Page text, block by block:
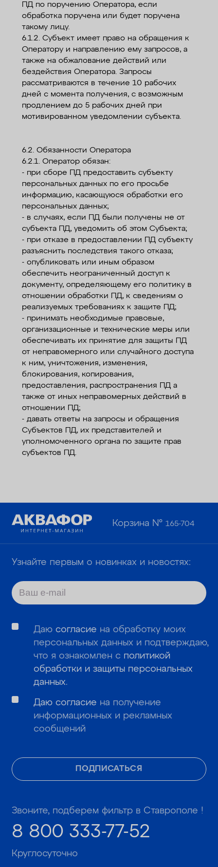
ПД по поручению Оператора, если
обработка поручена или будет поручена
такому лицу.
6.1.2. Субъект имеет право на обращения к
Оператору и направлению ему запросов, а
также на обжалование действий или
бездействия Оператора. Запросы
рассматриваются в течение 10 рабочих
дней с момента получения, с возможным
продлением до 5 рабочих дней при
мотивированном уведомлении субъекта.
6.2. Обязанности Оператора
6.2.1. Оператор обязан:
- при сборе ПД предоставить субъекту
персональных данных по его просьбе
информацию, касающуюся обработки его
персональных данных;
- в случаях, если ПД были получены не от
субъекта ПД, уведомить об этом Субъекта;
- при отказе в предоставлении ПД субъекту
разъяснить последствия такого отказа;
- опубликовать или иным образом
обеспечить неограниченный доступ к
документу, определяющему его политику в
отношении обработки ПД, к сведениям о
реализуемых требованиях к защите ПД;
- принимать необходимые правовые,
организационные и технические меры или
обеспечивать их принятие для защиты ПД
от неправомерного или случайного доступа
к ним, уничтожения, изменения,
блокирования, копирования,
предоставления, распространения ПД а
также от иных неправомерных действий в
отношении ПД;
- давать ответы на запросы и обращения
Субъектов ПД, их представителей и
уполномоченного органа по защите прав
субъектов ПД.
Корзина №165-704
Узнайте первым о новинках и новостях:
ПОДПИСАТЬСЯ
Даю согласие на обработку моих
персональных данных и подтверждаю,
что я ознакомлен с политикой
обработки и защиты персональных
данных.
Даю согласие на получение
информационных и рекламных
сообщений
Звоните, подберем фильтр в Ставрополе !
8 800 333-77-52
Круглосуточно